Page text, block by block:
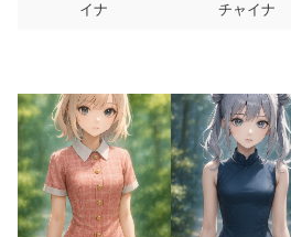
イナ
チャイナ